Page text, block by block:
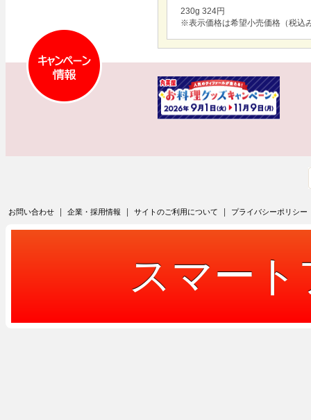
230g 324円
※表示価格は希望小売価格（税込
お問い合わせ 企業・採用情報 サイトのご利用について プライバシーポリシー
スマート